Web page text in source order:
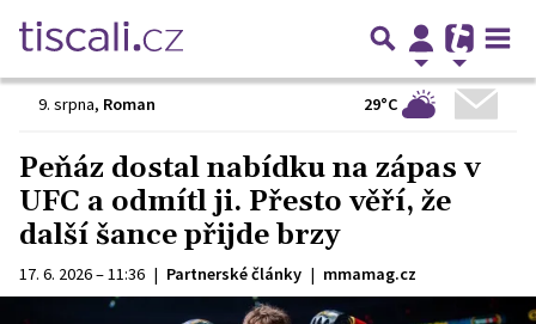
9. srpna, Roman 29°C
Peňáz dostal nabídku na zápas v
UFC a odmítl ji. Přesto věří, že
další šance přijde brzy
17. 6. 2026 – 11:36 | Partnerské články | mmamag.cz